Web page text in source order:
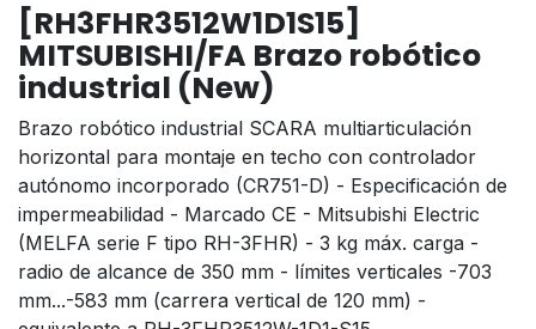
[RH3FHR3512W1D1S15]
MITSUBISHI/FA Brazo robótico
industrial (New)
Brazo robótico industrial SCARA multiarticulación
horizontal para montaje en techo con controlador
autónomo incorporado (CR751-D) - Especificación de
impermeabilidad - Marcado CE - Mitsubishi Electric
(MELFA serie F tipo RH-3FHR) - 3 kg máx. carga -
radio de alcance de 350 mm - límites verticales -703
mm...-583 mm (carrera vertical de 120 mm) -